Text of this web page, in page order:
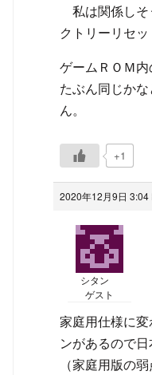
私は関係しそ
クトリーリセ
ゲームＲＯＭ内
たぶん同じか
ん。
+1
2020年12月9日 3:04
シタン
ゲスト
家庭用仕様に
ンがあるので日
（家庭用版の